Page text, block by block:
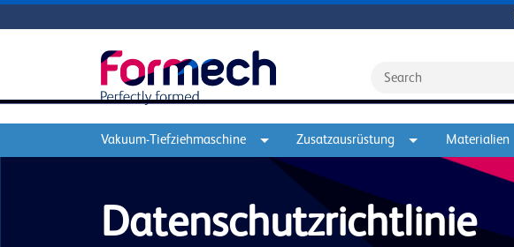
Vakuum-Tiefziehmaschine Zusatzausrüstung Materialien
Datenschutzrichtlinie